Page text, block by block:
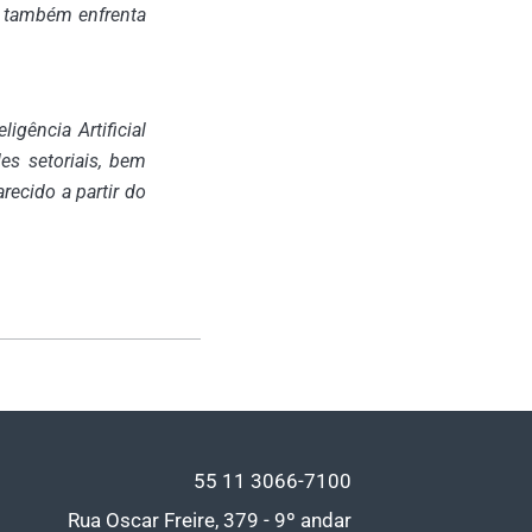
enfrenta
Artificial
setoriais, bem
a partir do
55 11 3066-7100
Rua Oscar Freire, 379 - 9º andar